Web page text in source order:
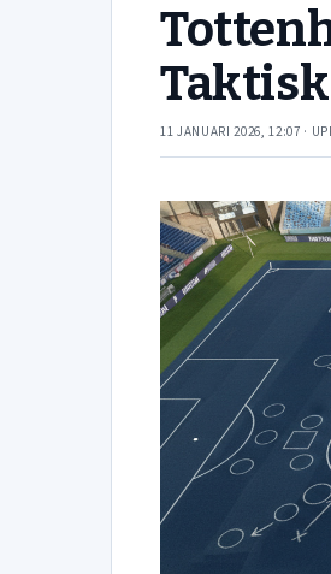
11 JANUARI 2026, 12:07 ·